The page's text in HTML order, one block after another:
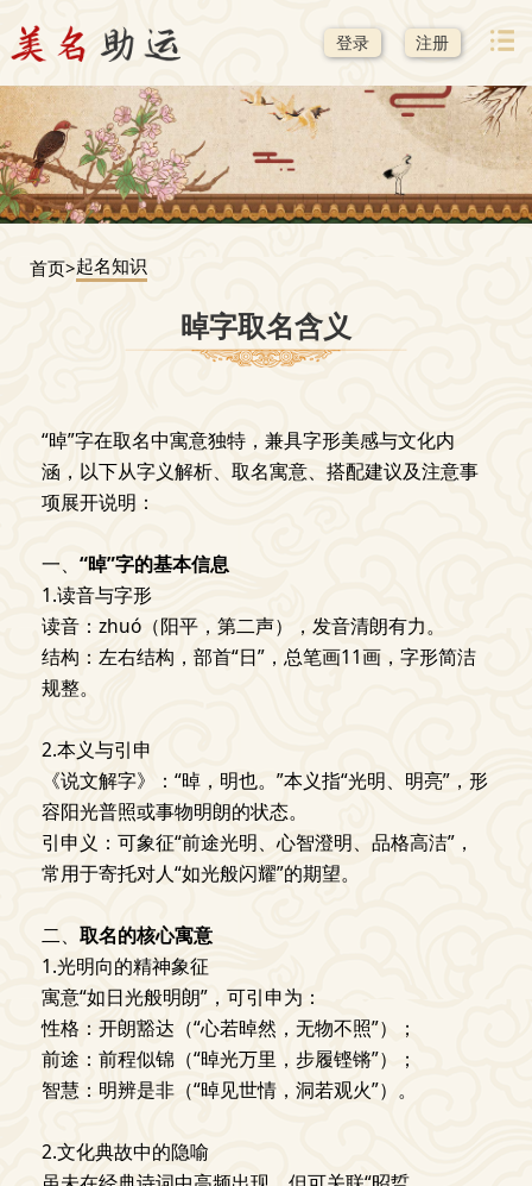
登录 注册
首页>起名知识
晫字取名含义
“晫”字在取名中寓意独特，兼具字形美感与文化内
涵，以下从字义解析、取名寓意、搭配建议及注意事
项展开说明：
一、 “晫”字的基本信息
1.读音与字形
读音：zhuó（阳平，第二声），发音清朗有力。
结构：左右结构，部首“日”，总笔画11画，字形简洁
规整。
2.本义与引申
《说文解字》：“晫，明也。”本义指“光明、明亮”，形
容阳光普照或事物明朗的状态。
引申义：可象征“前途光明、心智澄明、品格高洁”，
常用于寄托对人“如光般闪耀”的期望。
二、 取名的核心寓意
1.光明向的精神象征
寓意“如日光般明朗”，可引申为：
性格：开朗豁达（“心若晫然，无物不照”）；
前途：前程似锦（“晫光万里，步履铿锵”）；
智慧：明辨是非（“晫见世情，洞若观火”）。
2.文化典故中的隐喻